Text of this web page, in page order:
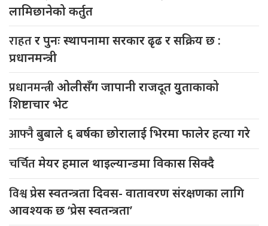
लामिछानेको कर्तुत
राहतर पुनः स्थापनामा सरकार ढृढ र सक्रिय छ :
प्रधानमन्त्री
प्रधानमन्त्रीओलीसँग जापानी राजदूत युुताकाको
शिष्टाचार भेट
आफ्नैबुबाले ६ बर्षका छोरालाई भिरमा फालेर हत्या गरे
चर्चितमेयर हमाल थाइल्यान्डमा विकास सिक्दै
विश्वप्रेस स्वतन्त्रता दिवस- वातावरण संरक्षणका लागि
आवश्यक छ ‘प्रेस स्वतन्त्रता’